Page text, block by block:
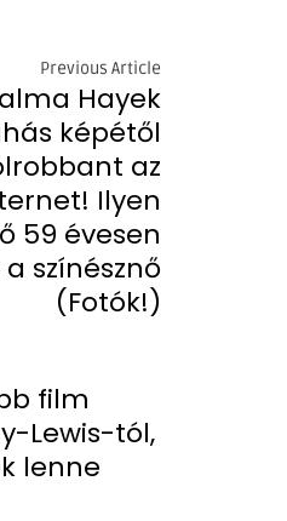
Previous Article
Hayek
képétől
az
Ilyen
59 évesen
a színésznő
(Fotók!)
film
Lewis-tól,
lenne